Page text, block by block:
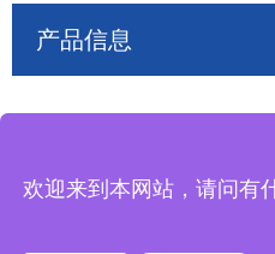
产品信息
欢迎来到本网站，请问有